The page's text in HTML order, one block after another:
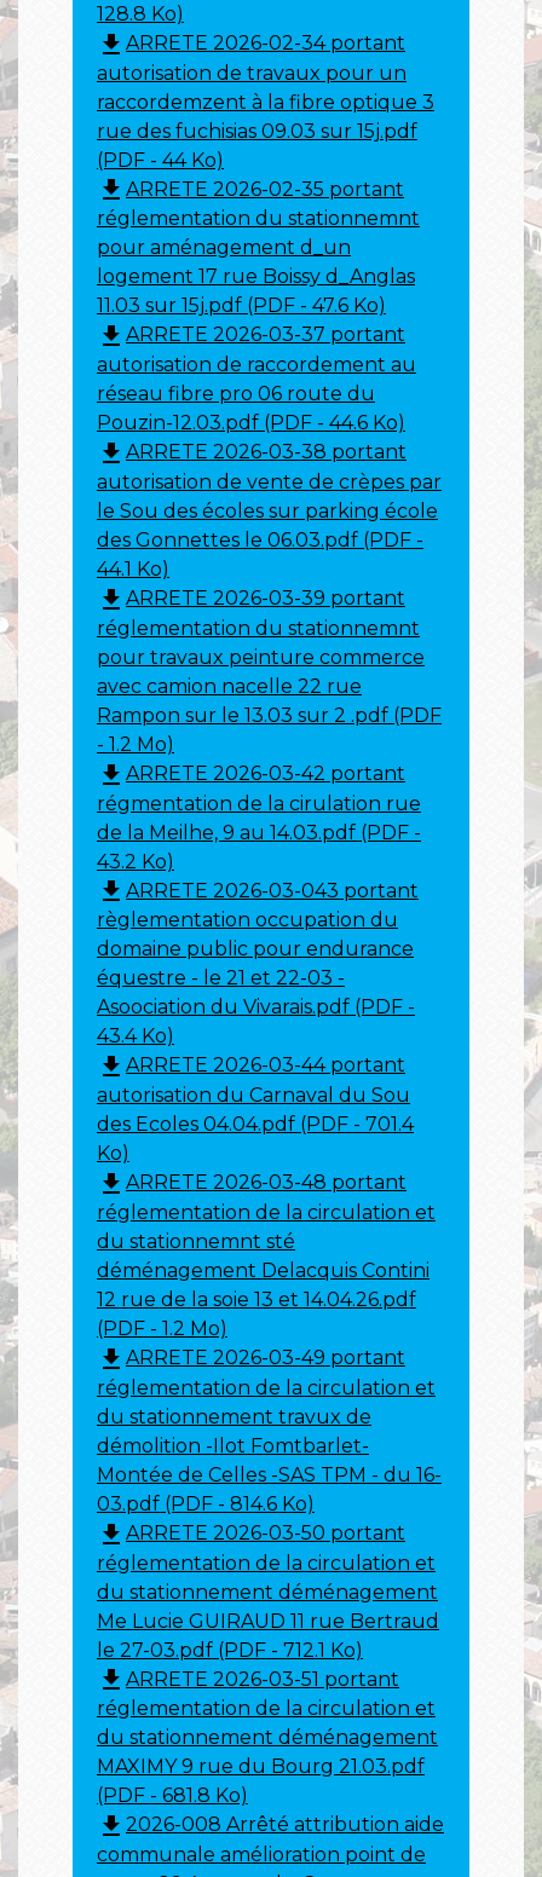
128.8 Ko)
file_download ARRETE 2026-02-34 portant
autorisation de travaux pour un
raccordemzent à la fibre optique 3
rue des fuchisias 09.03 sur 15j.pdf
(PDF - 44 Ko)
file_download ARRETE 2026-02-35 portant
réglementation du stationnemnt
pour aménagement d_un
logement 17 rue Boissy d_Anglas
11.03 sur 15j.pdf (PDF - 47.6 Ko)
file_download ARRETE 2026-03-37 portant
autorisation de raccordement au
réseau fibre pro 06 route du
Pouzin-12.03.pdf (PDF - 44.6 Ko)
file_download ARRETE 2026-03-38 portant
autorisation de vente de crèpes par
le Sou des écoles sur parking école
des Gonnettes le 06.03.pdf (PDF -
44.1 Ko)
file_download ARRETE 2026-03-39 portant
réglementation du stationnemnt
pour travaux peinture commerce
avec camion nacelle 22 rue
Rampon sur le 13.03 sur 2 .pdf (PDF
- 1.2 Mo)
file_download ARRETE 2026-03-42 portant
régmentation de la cirulation rue
de la Meilhe, 9 au 14.03.pdf (PDF -
43.2 Ko)
file_download ARRETE 2026-03-043 portant
règlementation occupation du
domaine public pour endurance
équestre - le 21 et 22-03 -
Asoociation du Vivarais.pdf (PDF -
43.4 Ko)
file_download ARRETE 2026-03-44 portant
autorisation du Carnaval du Sou
des Ecoles 04.04.pdf (PDF - 701.4
Ko)
file_download ARRETE 2026-03-48 portant
réglementation de la circulation et
du stationnemnt sté
déménagement Delacquis Contini
12 rue de la soie 13 et 14.04.26.pdf
(PDF - 1.2 Mo)
file_download ARRETE 2026-03-49 portant
réglementation de la circulation et
du stationnement travux de
démolition -Ilot Fomtbarlet-
Montée de Celles -SAS TPM - du 16-
03.pdf (PDF - 814.6 Ko)
file_download ARRETE 2026-03-50 portant
réglementation de la circulation et
du stationnement déménagement
Me Lucie GUIRAUD 11 rue Bertraud
le 27-03.pdf (PDF - 712.1 Ko)
file_download ARRETE 2026-03-51 portant
réglementation de la circulation et
du stationnement déménagement
MAXIMY 9 rue du Bourg 21.03.pdf
(PDF - 681.8 Ko)
file_download 2026-008 Arrêté attribution aide
communale amélioration point de